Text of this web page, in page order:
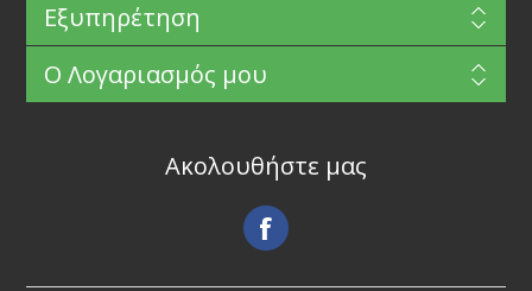
Εξυπηρέτηση
Ο Λογαριασμός μου
Ακολουθήστε μας